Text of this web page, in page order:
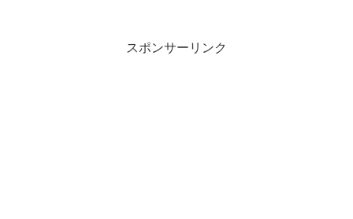
スポンサーリンク